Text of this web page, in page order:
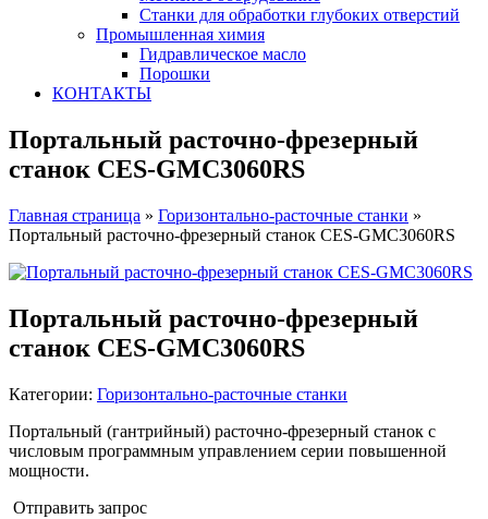
Станки для обработки глубоких отверстий
Промышленная химия
Гидравлическое масло
Порошки
КОНТАКТЫ
Портальный расточно-фрезерный
станок CES-GMC3060RS
Главная страница » Горизонтально-расточные станки »
Портальный расточно-фрезерный станок CES-GMC3060RS
Портальный расточно-фрезерный
станок CES-GMC3060RS
Категории: Горизонтально-расточные станки
Портальный (гантрийный) расточно-фрезерный станок с
числовым программным управлением серии повышенной
мощности.
Отправить запрос